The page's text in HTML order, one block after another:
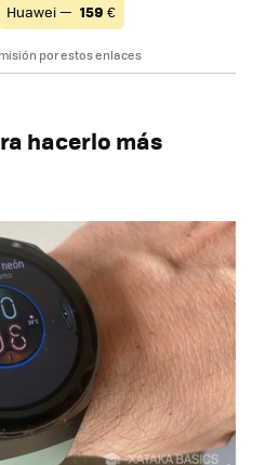
Huawei — 159 €
por estos enlaces
hacerlo más